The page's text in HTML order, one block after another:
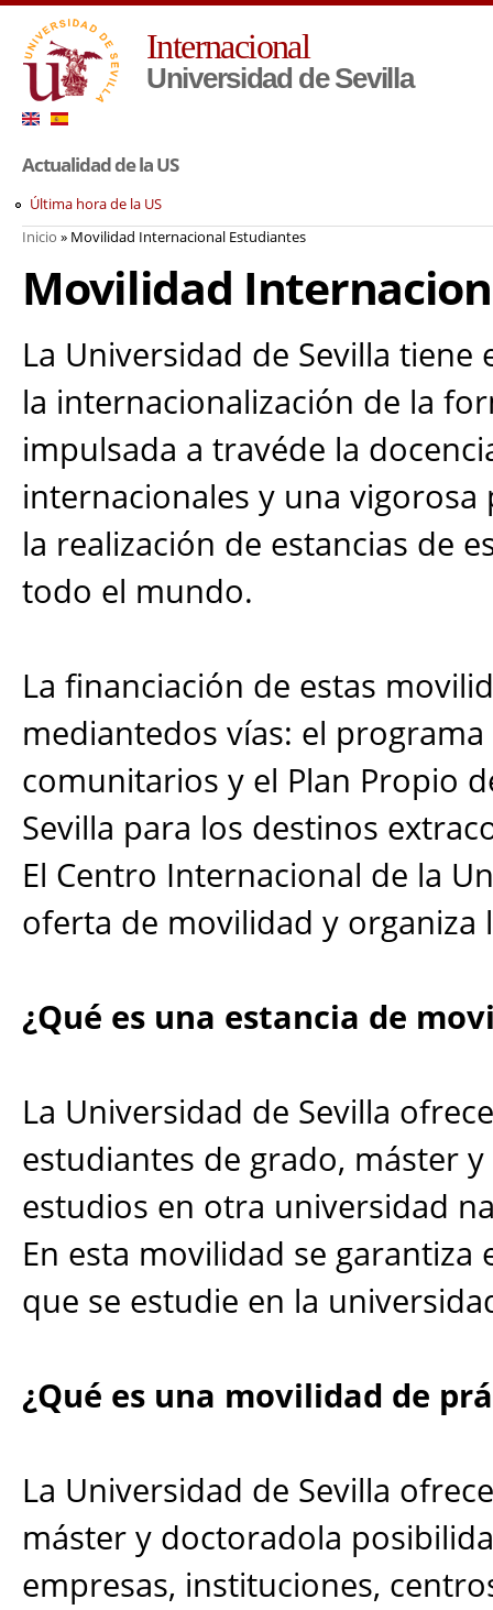
Internacional
Universidad de Sevilla
Actualidad de la US
Última hora de la US
Usted está aquí
Inicio » Movilidad Internacional Estudiantes
Movilidad
La Universidad de Sevilla
la internacionalización de la
impulsada a travéde la
internacionales y una
la realización de estancias de
todo el mundo.
La financiación de estas
mediantedos vías: el
comunitarios y el Plan Propio
Sevilla para los destinos
El Centro Internacional de la
oferta de movilidad y organiza
¿Qué es una estancia de
La Universidad de Sevilla
estudiantes de grado, máster
estudios en otra universidad
En esta movilidad se
que se estudie en la
¿Qué es una movilidad de
La Universidad de Sevilla
máster y doctoradola
empresas, instituciones,